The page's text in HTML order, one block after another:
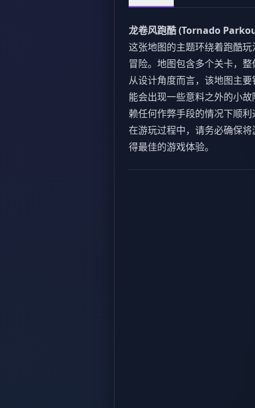
龙卷风跑酷 (Tornado
这张地图的主题环绕着跑酷
冒险。地图包含多个关卡，
从设计角度而言，该地图主
能会出现一些意料之外的小
赖任何作弊手段的情况下顺利
在游玩过程中，请务必确保
得最佳的游戏体验。